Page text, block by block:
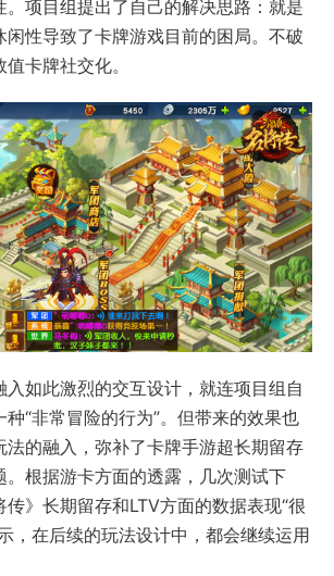
。项目组提出了自己的解决思路：就是
闲性导致了卡牌游戏目前的困局。不破
卡牌社交化。
入如此激烈的交互设计，就连项目组自
“非常冒险的行为”。但带来的效果也
法的融入，弥补了卡牌手游超长期留存
。根据游卡方面的透露，几次测试下
》长期留存和LTV方面的数据表现“很
，在后续的玩法设计中，都会继续运用